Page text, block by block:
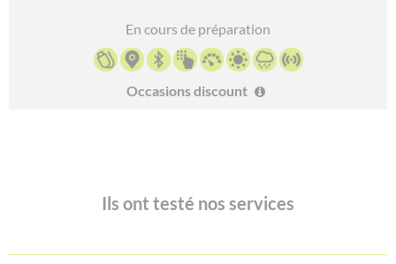
En cours de préparation
Occasions discount
Ils ont testé nos services